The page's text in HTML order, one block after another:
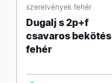
szerelvények fehér
Dugalj s 2p+f
csavaros bekötés
fehér